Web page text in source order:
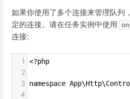
如果你使用了多个连接来管理队列
定的连接。请在任务实例中使用
连接:
1 <?php
2
3
namespace
4